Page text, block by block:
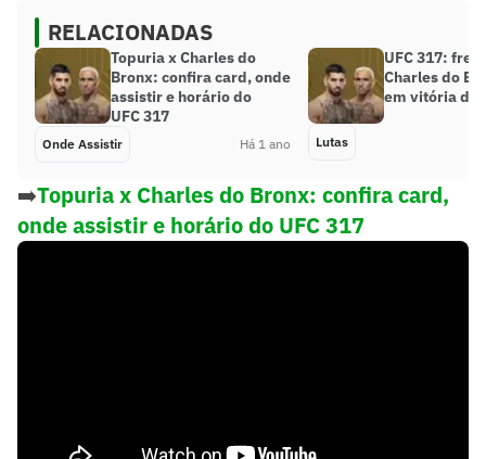
RELACIONADAS
Topuria x Charles do
Bronx: confira card, onde
assistir e horário do
UFC 317
Onde Assistir Há 1 ano
UFC 317:
Charles do
em vitória de
Lutas
➡️Topuria x Charles do Bronx: confira card,
onde assistir e horário do UFC 317